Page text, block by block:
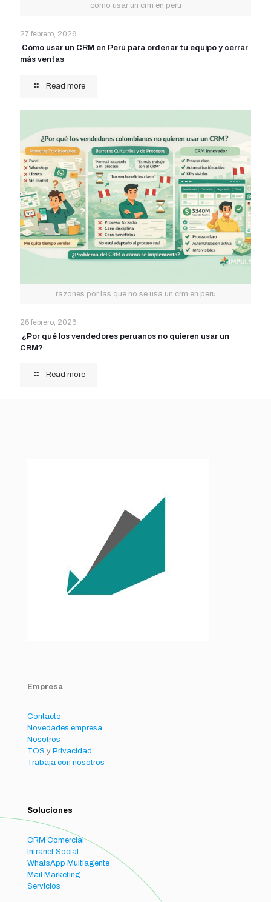
como usar un crm en peru
27 febrero, 2026
Cómo usar un CRM en Perú para ordenar tu equipo y cerrar
más ventas
Read more
razones por las que no se usa un crm en peru
26 febrero, 2026
¿Por qué los vendedores peruanos no quieren usar un
CRM?
Read more
Empresa
Contacto
Novedades empresa
Nosotros
TOS y Privacidad
Trabaja con nosotros
Soluciones
CRM Comercial
Intranet Social
WhatsApp Multiagente
Mail Marketing
Servicios